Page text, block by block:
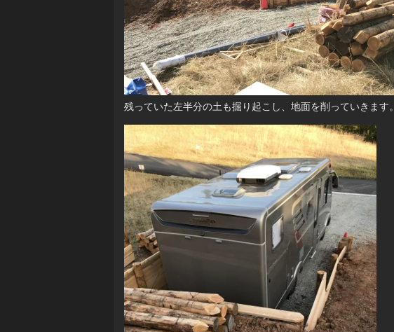
残っていた左半分の土も掘り起こし、地面を削っていきます。